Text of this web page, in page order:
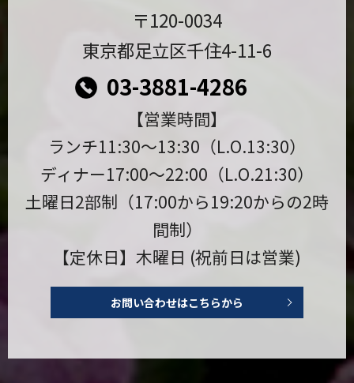
〒120-0034
東京都足立区千住4-11-6
03-3881-4286
【営業時間】
ランチ11:30〜13:30（L.O.13:30）
ディナー17:00〜22:00（L.O.21:30）
土曜日2部制（17:00から19:20からの2時
間制）
【定休日】木曜日 (祝前日は営業)
お問い合わせはこちらから